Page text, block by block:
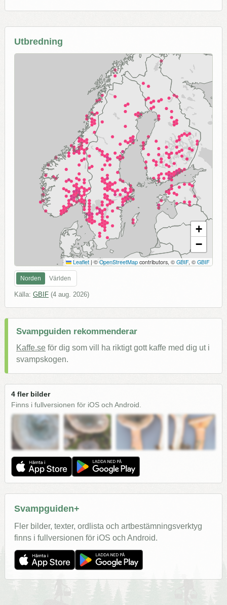
Utbredning
+
−
Leaflet | ©OpenStreetMap contributors, © GBIF, © GBIF
Norden Världen
Källa: GBIF (4 aug. 2026)
Svampguiden rekommenderar
Kaffe.se för dig som vill ha riktigt gott kaffe med dig ut i
svampskogen.
4 fler bilder
Finns i fullversionen för iOS och Android.
Svampguiden+
Fler bilder, texter, ordlista och artbestämningsverktyg
finns i fullversionen för iOS och Android.